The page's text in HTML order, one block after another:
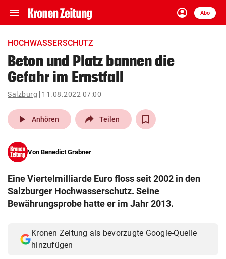
menu Navigation
ein-/ausklappen
account_circle
Anmelden
Abo
close Schließen
account_circle Anmelden
pin_drop
Wien arrow_right
search
eingeben
© Krone Multimedia GmbH & Co KG 2026
Muthgasse 2, 1190 Wien
HOCHWASSERSCHUTZ
Beton und Platz bannen die
Gefahr im Ernstfall
Salzburg 11.08.2022 07:00
play_arrow Anhören Teilen
Von Benedict Grabner
Eine Viertelmilliarde Euro floss seit 2002 in den
Salzburger Hochwasserschutz. Seine
Bewährungsprobe hatte er im Jahr 2013.
Kronen Zeitung als bevorzugte Google-Quelle
hinzufügen